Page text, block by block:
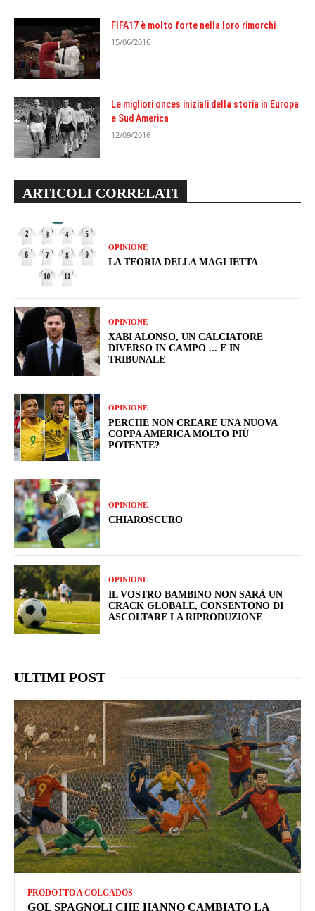
FIFA17 è molto forte nella loro rimorchi
15/06/2016
Le migliori onces iniziali della storia in Europa
e Sud America
12/09/2016
ARTICOLI CORRELATI
OPINIONE
LA TEORIA DELLA MAGLIETTA
OPINIONE
XABI ALONSO, UN CALCIATORE
DIVERSO IN CAMPO ... E IN
TRIBUNALE
OPINIONE
PERCHÉ NON CREARE UNA NUOVA
COPPA AMERICA MOLTO PIÙ
POTENTE?
OPINIONE
CHIAROSCURO
OPINIONE
IL VOSTRO BAMBINO NON SARÀ UN
CRACK GLOBALE, CONSENTONO DI
ASCOLTARE LA RIPRODUZIONE
ULTIMI POST
PRODOTTO A COLGADOS
GOL SPAGNOLI CHE HANNO CAMBIATO LA